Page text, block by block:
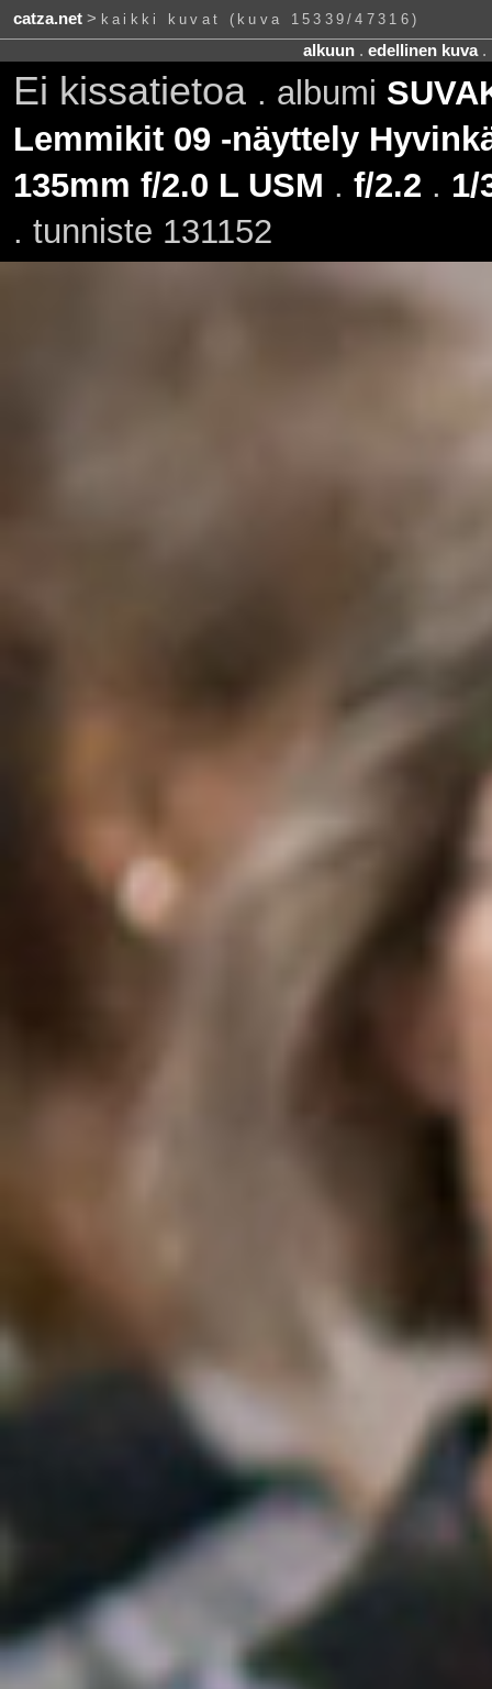
catza.net> kaikki kuvat (kuva 15339/47316)
alkuun. edellinen kuva.
Ei kissatietoa . albumi
Lemmikit 09 -näyttely
135mm f/2.0 L USM . f/2.2 . 1/
. tunniste 131152